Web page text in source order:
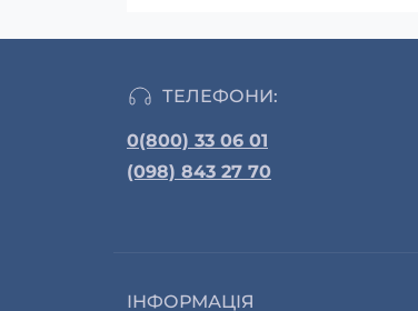
ТЕЛЕФОНИ:
0(800) 33 06 01
(098) 843 27 70
ІНФОРМАЦІЯ